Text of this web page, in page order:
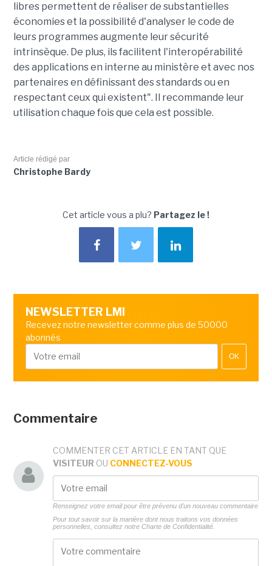
libres permettent de réaliser de substantielles
économies et la possibilité d'analyser le code de
leurs programmes augmente leur sécurité
intrinsèque. De plus, ils facilitent l'interopérabilité
des applications en interne au ministère et avec nos
partenaires en définissant des standards ou en
respectant ceux qui existent". Il recommande leur
utilisation chaque fois que cela est possible.
Article rédigé par
Christophe Bardy
Cet article vous a plu? Partagez le !
NEWSLETTER LMI
Recevez notre newsletter comme plus de 50000
abonnés
OK
Commentaire
COMMENTER CET ARTICLE EN TANT QUE
VISITEUR OU CONNECTEZ-VOUS
Renseignez votre email pour être prévenu d'un nouveau commentaire
Pour tout savoir sur la manière dont nous traitons vos données
personnelles, consultez notre Charte de Confidentialité.